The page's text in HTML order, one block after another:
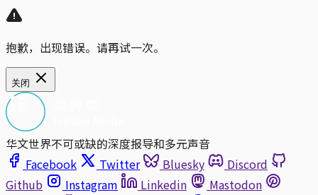
抱歉，出现错误。请再试一次。
关闭
华文世界不可或缺的深度报导和多元声音
Facebook
Twitter Bluesky
Discord
Github
Instagram Linkedin
Mastodon